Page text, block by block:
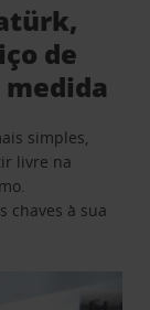
de
simples,
livre na
chaves à sua